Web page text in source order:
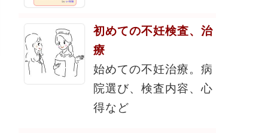
初めての不妊検査、治
療
始めての不妊治療。病
院選び、検査内容、心
得など